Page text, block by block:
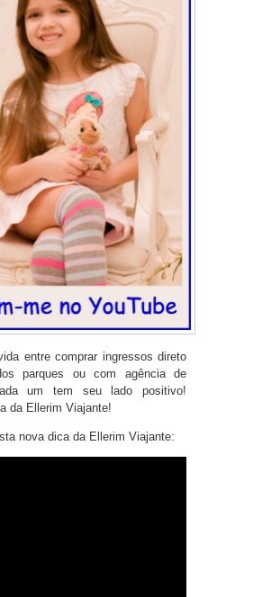
entre comprar ingressos direto
parques ou com agência de
um tem seu lado positivo!
da Ellerim Viajante!
nova dica da Ellerim Viajante: